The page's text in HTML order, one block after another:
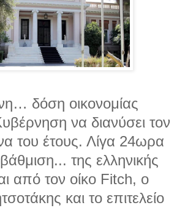
δόση οικονομίας
να διανύσει τον
του έτους. Λίγα 24ωρα
της ελληνικής
από τον οίκο Fitch, ο
και το επιτελείο